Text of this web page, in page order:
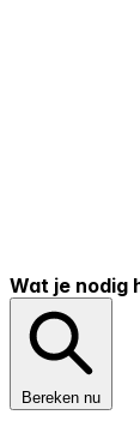
Wat je nodig
Bereken nu